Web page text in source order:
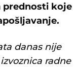
prednosti koje
danas nije
radne